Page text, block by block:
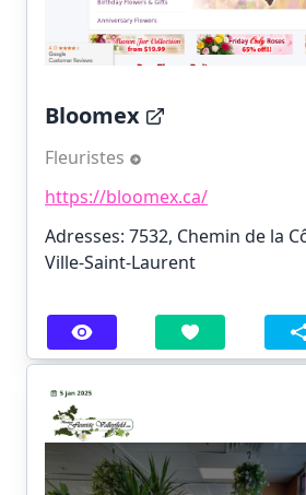
Bloomex
Fleuristes
https://bloomex.ca/
Adresses: 7532, Chemin de la
Ville-Saint-Laurent